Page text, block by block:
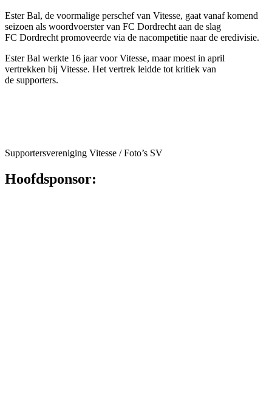
Ester Bal, de voormalige perschef van Vitesse, gaat vanaf komend
seizoen als woordvoerster van FC Dordrecht aan de slag
FC Dordrecht promoveerde via de nacompetitie naar de eredivisie.
Ester Bal werkte 16 jaar voor Vitesse, maar moest in april
vertrekken bij Vitesse. Het vertrek leidde tot kritiek van
de supporters.
Supportersvereniging Vitesse / Foto’s SV
Hoofdsponsor: